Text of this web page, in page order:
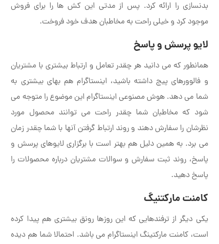
بدنسازی را ارائه کرد. پس از مدتی این کش ها را برای فروش
موجود کرد و خیلی راحت به مخاطبان هدف خود فروخت.
لایو پرسش و پاسخ
همانطور که می دانید هر چقدر تعامل و ارتباط بیشتری با مشتریان
و فالوورهای پیج داشته باشید، اینستاگرام هم بهای بیشتری به
شما می دهد. هوش مصنوعی اینستاگرام این موضوع را متوجه می
شود که مخاطبان شما چقدر راحت می توانند محصول مورد
نظرشان را سفارش دهند و روند ارتباط گرفتن آنها با شما چقدر زمان
می برد. به همین دلیل هم بهتر است با برگزاری لایوهای پرسش و
پاسخ، روند ثبت سفارش و سوالات مشتریان درباره محصولات را
پاسخ دهید.
کامنت مارکتنیگ
یکی دیگر از ترفندهایی که این روزها رونق بیشتری هم پیدا کرده
است، کامنت مارکتینگ اینستاگرام می باشد. احتمالا شما هم دیده